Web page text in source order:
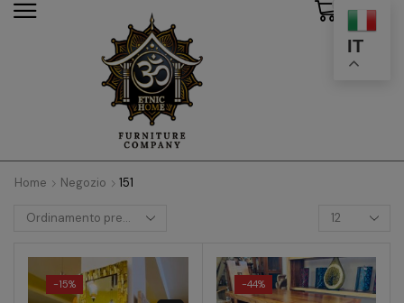
IT
Home Negozio 151
-15% -44%